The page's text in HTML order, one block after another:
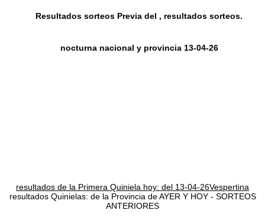
Resultados sorteos Previa del , resultados sorteos.
nocturna nacional y provincia 13-04-26
resultados de la Primera Quiniela hoy: del 13-04-26Vespertina
resultados Quinielas: de la Provincia de AYER Y HOY - SORTEOS
ANTERIORES